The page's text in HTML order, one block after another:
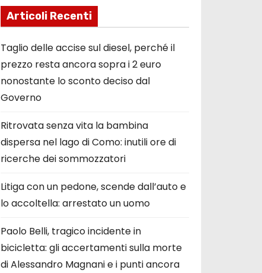
Articoli Recenti
Taglio delle accise sul diesel, perché il
prezzo resta ancora sopra i 2 euro
nonostante lo sconto deciso dal
Governo
Ritrovata senza vita la bambina
dispersa nel lago di Como: inutili ore di
ricerche dei sommozzatori
Litiga con un pedone, scende dall’auto e
lo accoltella: arrestato un uomo
Paolo Belli, tragico incidente in
bicicletta: gli accertamenti sulla morte
di Alessandro Magnani e i punti ancora